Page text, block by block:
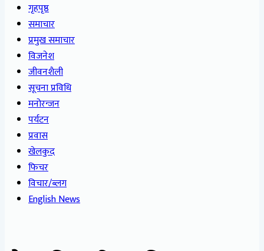
गृहपृष्ठ
समाचार
प्रमुख समाचार
विजनेश
जीवनशैली
सूचना प्रविधि
मनोरन्जन
पर्यटन
प्रवास
खेलकुद
फिचर
विचार/ब्लग
English News